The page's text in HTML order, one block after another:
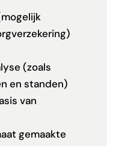
(zoals
en standen)
van
gemaakte